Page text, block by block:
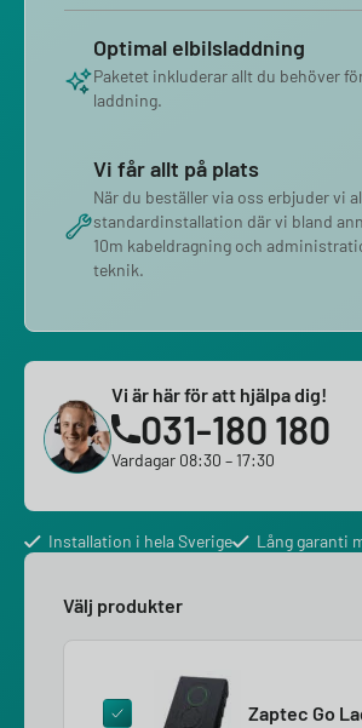
Optimal elbilsladdning
Paketet inkluderar allt du behöver
laddning.
Vi får allt på plats
När du beställer via oss erbjuder vi
standardinstallation där vi bland
10m kabeldragning och
teknik.
Vi är här för att hjälpa dig!
031-180 180
Vardagar 08:30 – 17:30
Installation i hela Sverige Lång garanti
Välj produkter
Zaptec Go